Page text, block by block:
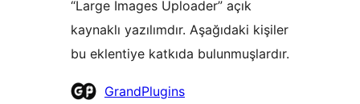
“Large Images Uploader” açık
kaynaklı yazılımdır. Aşağıdaki kişiler
bu eklentiye katkıda bulunmuşlardır.
KatkıdaGrandPlugins